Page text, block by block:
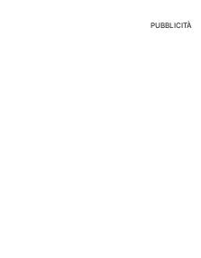
PUBBLICITÀ